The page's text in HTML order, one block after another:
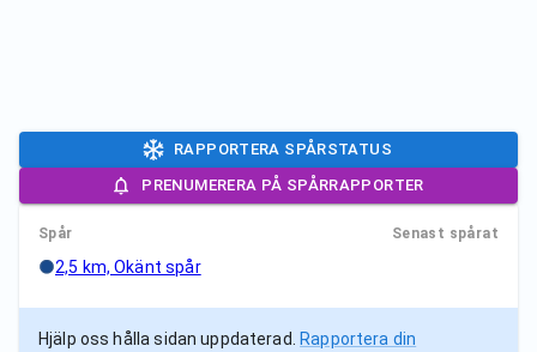
RAPPORTERA SPÅRSTATUS
PRENUMERERA PÅ SPÅRRAPPORTER
Spår Senast spårat
2,5 km, Okänt spår
Hjälp oss hålla sidan uppdaterad.
Rapportera din